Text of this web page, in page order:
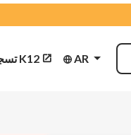
تسجيل الدخول إلى مدرسة K12 AR